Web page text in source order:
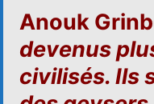
Anouk
devenus
civilisés. Ils